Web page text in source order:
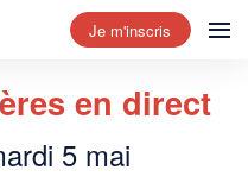
Je m'inscris
en direct
5 mai